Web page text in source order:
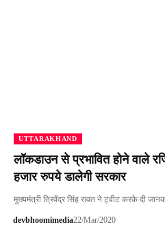
UTTARAKHAND
लॉकडाउन से प्रभावित होने वाले
हजार रुपये डालेगी सरकार
मुख्यमंत्री त्रिवेंद्र सिंह रावत ने ट्वीट करके दी
devbhoomimedia22/Mar/2020